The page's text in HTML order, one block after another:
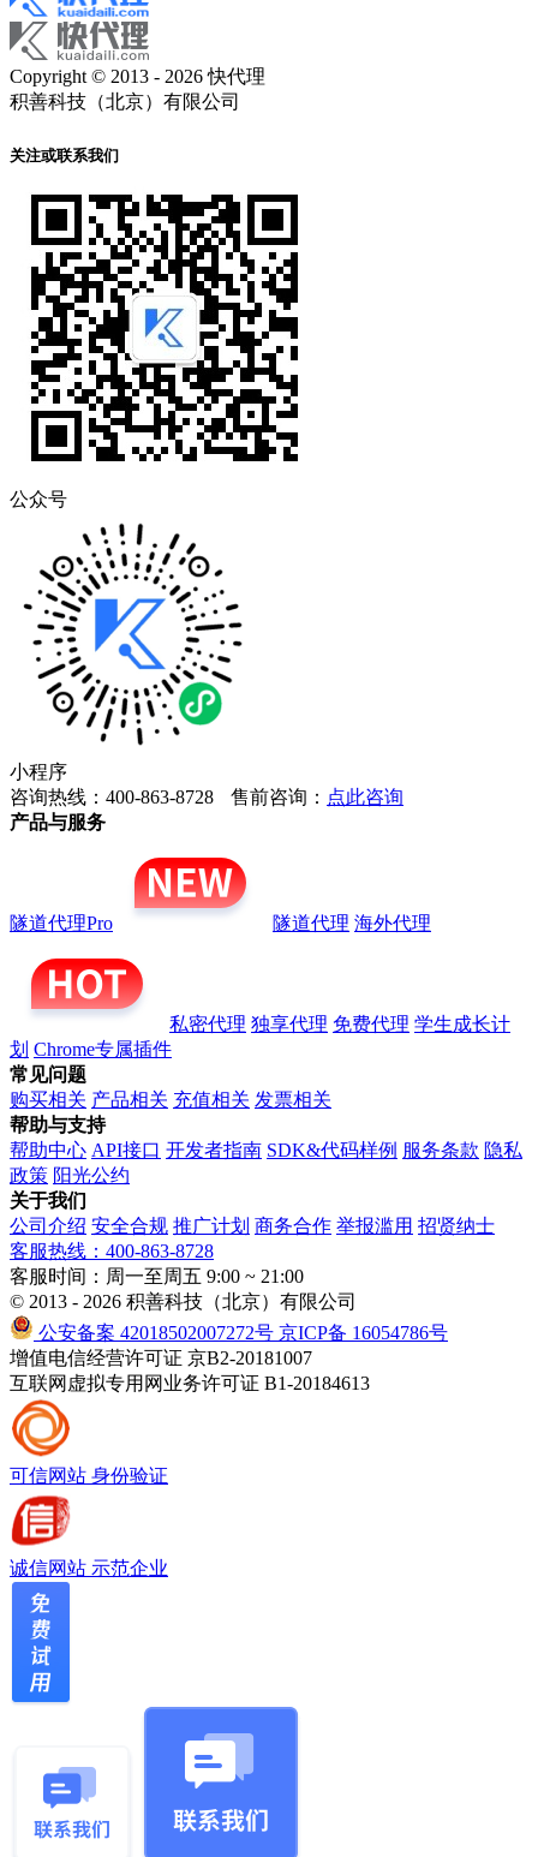
Copyright © 2013 - 2026 快代理
积善科技（北京）有限公司
关注或联系我们
公众号
小程序
咨询热线：400-863-8728
售前咨询： 点此咨询
产品与服务
隧道代理Pro 隧道代理 海外代理
私密代理 独享代理 免费代理 学生成长计
划 Chrome专属插件
常见问题
购买相关 产品相关 充值相关 发票相关
帮助与支持
帮助中心 API接口 开发者指南 SDK&代码样例 服务条款 隐私
政策 阳光公约
关于我们
公司介绍 安全合规 推广计划 商务合作 举报滥用 招贤纳士
客服热线：400-863-8728
客服时间：周一至周五 9:00 ~ 21:00
© 2013 - 2026 积善科技（北京）有限公司
公安备案 42018502007272号 京ICP备 16054786号
增值电信经营许可证 京B2-20181007
互联网虚拟专用网业务许可证 B1-20184613
可信网站 身份验证
诚信网站 示范企业